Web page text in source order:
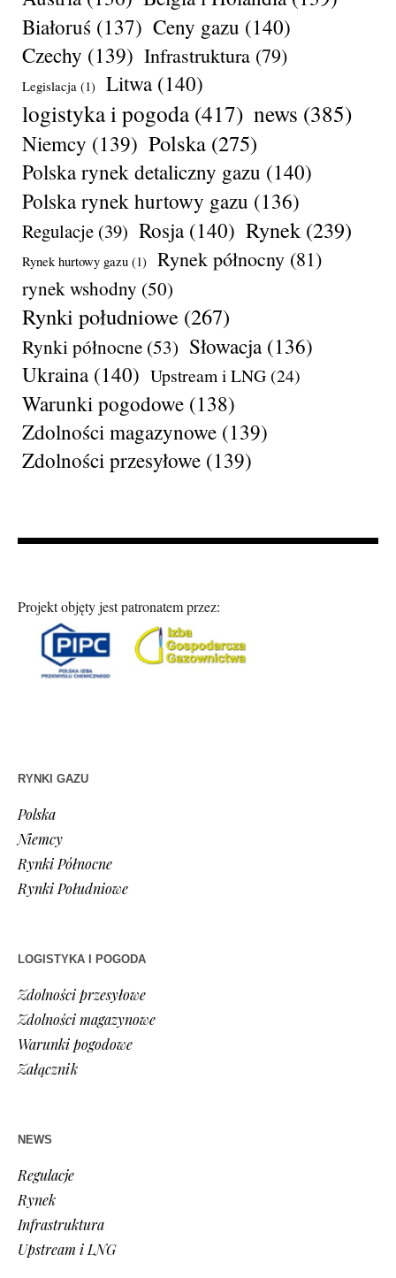
Białoruś (137) Ceny gazu (140)
Czechy (139) Infrastruktura (79)
Legislacja (1) Litwa(140)
logistyka i pogoda(417) news (385)
Niemcy (139) Polska (275)
Polska rynek detaliczny gazu (140)
Polska rynek hurtowy gazu (136)
Regulacje (39) Rosja(140) Rynek (239)
Rynek hurtowy gazu (1) Rynek północny (81)
rynek wshodny (50)
Rynki południowe (267)
Rynki północne (53) Słowacja(136)
Ukraina(140) Upstream i LNG (24)
Warunki pogodowe (138)
Zdolności magazynowe (139)
Zdolności przesyłowe (139)
Projekt objęty jest patronatem przez:
RYNKI GAZU
Polska
Niemcy
Rynki Północne
Rynki Południowe
LOGISTYKA I POGODA
Zdolności przesyłowe
Zdolności magazynowe
Warunki pogodowe
Załącznik
NEWS
Regulacje
Rynek
Infrastruktura
Upstream i LNG